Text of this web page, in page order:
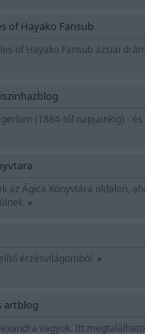
of Hayako Fansub
of Hayako Fansub ázsiai
(1884-től napjainkig) - és
az Ágica Könyvtára oldalon,
»
érzésvilágomból. »
artblog
vagyok. Itt